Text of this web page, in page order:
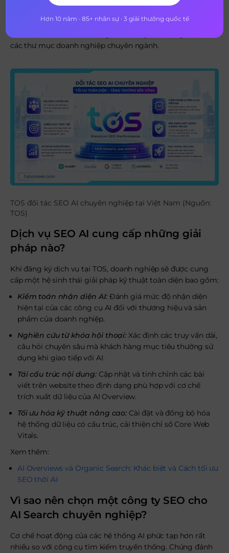
cơ sở dữ liệu toàn cầu thông qua việc đồng bộ thông tin
các thư mục doanh nghiệp chuyên ngành.
TOS đối tác SEO AI chuyên nghiệp tại Việt Nam (Nguồn:
TOS)
Dịch vụ SEO AI cung cấp những giải
pháp nào?
Khi đăng ký dịch vụ tại TOS, doanh nghiệp sẽ được cung
cấp một hệ sinh thái giải pháp kỹ thuật toàn diện bao gồm:
Kiểm toán nhận diện AI:Đánh giá mức độ nhận diện
hiện tại của các công cụ AI đối với thương hiệu và sản
phẩm của doanh nghiệp.
Nghiên cứu từ khóa hội thoại:Xác định các truy vấn dài,
câu hỏi chuyên sâu mà khách hàng mục tiêu thường sử
dụng khi giao tiếp với AI.
Tái cấu trúc nội dung:Cập nhật và tinh chỉnh các bài
viết trên website theo định dạng phù hợp với cơ chế
trích xuất dữ liệu của AI Overview.
Tối ưu hóa kỹ thuật nâng cao:Cài đặt và đồng bộ hóa
hệ thống dữ liệu có cấu trúc, cải thiện chỉ số Core Web
Vitals.
Xem thêm:
AI Overviews và Organic Search: Khác biệt và Cách tối ưu
SEO thời AI
Vì sao nên chọn một công ty SEO cho
AI Search chuyên nghiệp?
Cơ chế hoạt động của các hệ thống AI phức tạp hơn rất
nhiều so với công cụ tìm kiếm truyền thống. Chúng đánh
Hơn 10 năm · 85+ nhân sự · 3 giải thưởng quốc tế